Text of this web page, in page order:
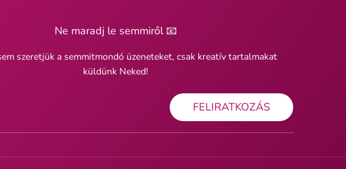
Ne maradj le semmiről 📧
szeretjük a semmitmondó üzeneteket, csak kreatív tartalmakat
küldünk Neked!
FELIRATKOZÁS